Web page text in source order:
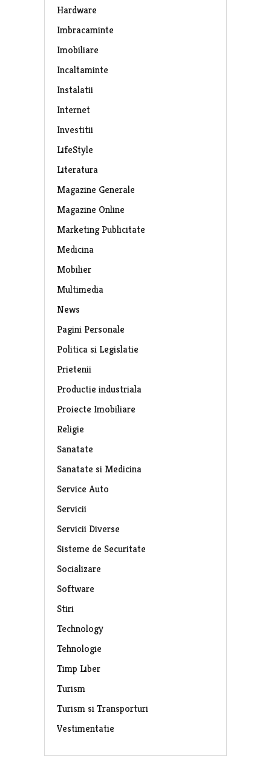
Hardware
Imbracaminte
Imobiliare
Incaltaminte
Instalatii
Internet
Investitii
LifeStyle
Literatura
Magazine Generale
Magazine Online
Marketing Publicitate
Medicina
Mobilier
Multimedia
News
Pagini Personale
Politica si Legislatie
Prietenii
Productie industriala
Proiecte Imobiliare
Religie
Sanatate
Sanatate si Medicina
Service Auto
Servicii
Servicii Diverse
Sisteme de Securitate
Socializare
Software
Stiri
Technology
Tehnologie
Timp Liber
Turism
Turism si Transporturi
Vestimentatie